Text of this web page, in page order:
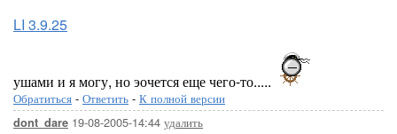
LI 3.9.25
ушами и я могу, но эочется еще чего-то.....
Обратиться - Ответить - К полной версии
dont_dare 19-08-2005-14:44 удалить